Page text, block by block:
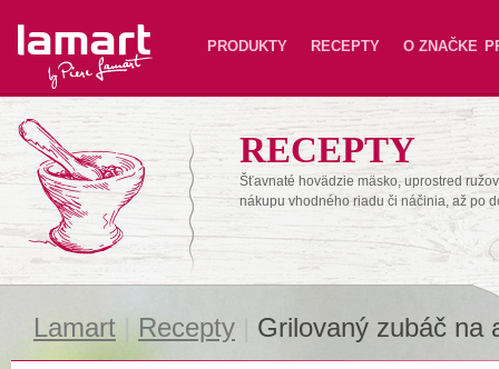
Lamart PRODUKTY RECEPTY O ZNAČKE
RECEPTY
Šťavnaté hovädzie mäsko, uprostred
nákupu vhodného riadu či náčinia, až po
Lamart Recepty Grilovaný zubáč na